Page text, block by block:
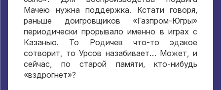
Мачею нужна поддержка. Кстати говоря,
раньше доигровщиков «Газпром-Югры»
периодически прорывало именно в играх с
Казанью. То Родичев что-то эдакое
сотворит, то Урсов назабивает… Может, и
сейчас, по старой памяти, кто-нибудь
«вздрогнет»?